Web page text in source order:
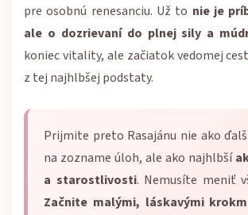
pre osobnú renesanciu. Už to nie je
ale o dozrievaní do plnej sily a
koniec vitality, ale začiatok vedomej
z tej najhlbšej podstaty.
Prijmite preto Rasajánu nie ako
na zozname úloh, ale ako najhlbší
a starostlivosti. Nemusíte meniť
Začnite malými, láskavými